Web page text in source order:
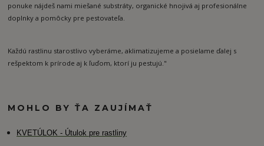
ponuke nájdeš nami miešané substráty, organické hnojivá aj profesionálne
doplnky a pomôcky pre pestovateľa.
Každú rastlinu starostlivo vyberáme, aklimatizujeme a posielame ďalej s
rešpektom k prírode aj k ľuďom, ktorí ju pestujú."
MOHLO BY ŤA ZAUJÍMAŤ
KVETÚLOK - Útulok pre rastliny